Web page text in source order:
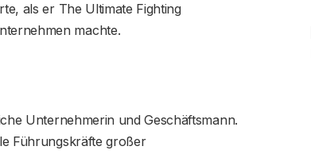
als er The Ultimate Fighting
machte.
Unternehmerin und Geschäftsmann.
Führungskräfte großer